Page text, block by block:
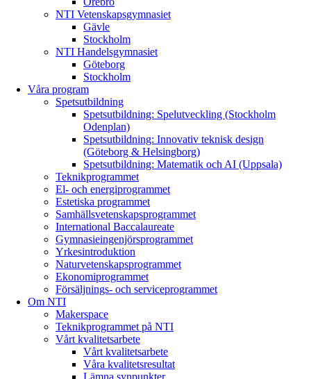
NTI Vetenskapsgymnasiet
Gävle
Stockholm
NTI Handelsgymnasiet
Göteborg
Stockholm
Våra program
Spetsutbildning
Spetsutbildning: Spelutveckling (Stockholm
Odenplan)
Spetsutbildning: Innovativ teknisk design
(Göteborg & Helsingborg)
Spetsutbildning: Matematik och AI (Uppsala)
Teknikprogrammet
El- och energiprogrammet
Estetiska programmet
Samhällsvetenskapsprogrammet
International Baccalaureate
Gymnasieingenjörsprogrammet
Yrkesintroduktion
Naturvetenskapsprogrammet
Ekonomiprogrammet
Försäljnings- och serviceprogrammet
Om NTI
Makerspace
Teknikprogrammet på NTI
Vårt kvalitetsarbete
Vårt kvalitetsarbete
Våra kvalitetsresultat
Lämna synpunkter